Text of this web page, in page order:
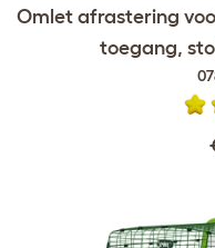
Omlet afrastering
toegang,